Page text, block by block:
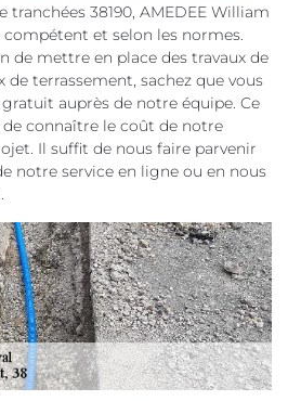
38190, AMEDEE William
et selon les normes.
de mettre en place des travaux de
de terrassement, sachez que vous
auprès de notre équipe. Ce
connaître le coût de notre
Il suffit de nous faire parvenir
notre service en ligne ou en nous